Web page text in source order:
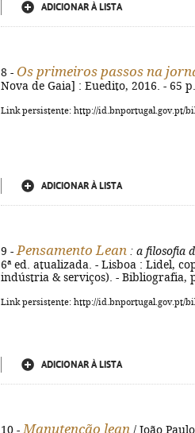
ADICIONAR À LISTA
8 - Os primeiros passos na
Nova de Gaia] : Euedito, 2016. - 65
Link persistente: http://id.bnportugal.gov.pt/
ADICIONAR À LISTA
9 - Pensamento Lean : a filosofia
6ª ed. atualizada. - Lisboa : Lidel,
indústria & serviços). - Bibliografia,
Link persistente: http://id.bnportugal.gov.pt/
ADICIONAR À LISTA
10 - Manutenção lean / João